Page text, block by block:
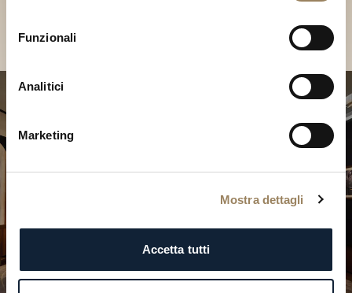
Funzionali
Analitici
Marketing
Mostra dettagli
Accetta tutti